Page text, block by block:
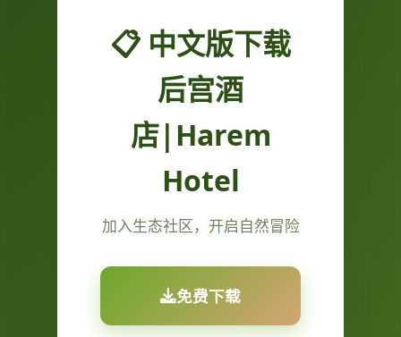
📋 中文版下载
后宫酒
店|Harem
Hotel
加入生态社区，开启自然冒险
免费下载